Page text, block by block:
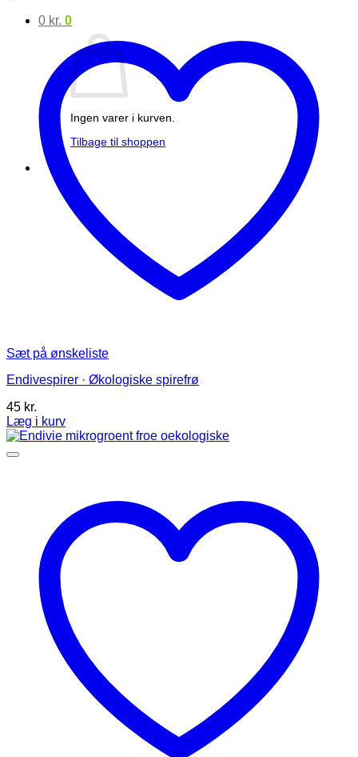
0 kr. 0
Ingen varer i kurven.
Tilbage til shoppen
Sæt på ønskeliste
Endivespirer · Økologiske spirefrø
45 kr.
Læg i kurv
Dette
vare
har
varesiden